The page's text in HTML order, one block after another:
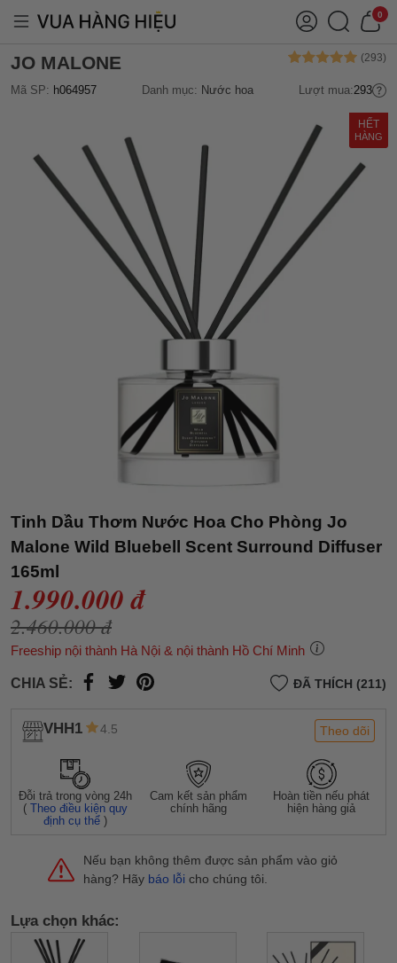
0
JO MALONE
Mã SP: h064957 Danh mục: Nước hoa Lượt mua:293
HẾT
HÀNG
Tinh Dầu Thơm Nước Hoa Cho Phòng Jo
Malone Wild Bluebell Scent Surround Diffuser
165ml
1.990.000 đ
2.460.000 đ
Freeship nội thành Hà Nội & nội thành Hồ Chí Minh
CHIA SẺ: ĐÃ THÍCH (211)
VHH1 4.5 Theo dõi
Đỗi trả trong vòng 24h
(Theo điều kiện quy
định cụ thể )
Cam kết sản phẩm
chính hãng
Hoàn tiền nếu phát
hiện hàng giả
Nếu bạn không thêm được sản phẩm vào giỏ
hàng? Hãy báo lỗi cho chúng tôi.
Lựa chọn khác: